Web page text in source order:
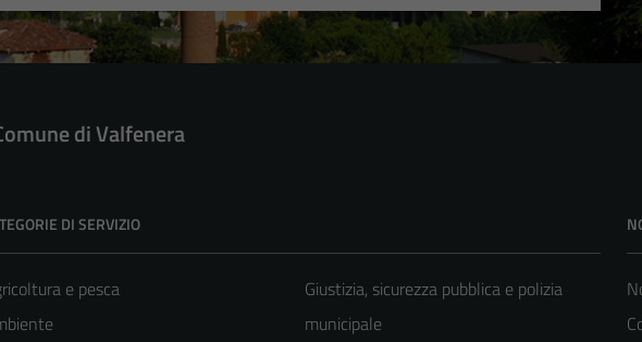
di Valfenera
DI SERVIZIO
e pesca
Giustizia, sicurezza pubblica e polizia
municipale